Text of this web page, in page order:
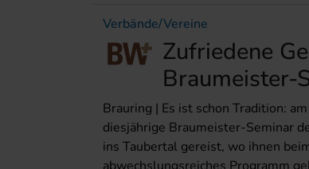
Verbände/Vereine
Zufriedene
Braumeister-
Brauring | Es ist schon Tradition:
diesjährige Braumeister-Seminar
ins Taubertal gereist, wo ihnen
abwechslungsreiches Programm